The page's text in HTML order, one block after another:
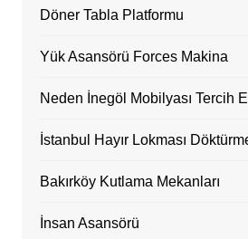
Döner Tabla Platformu
Yük Asansörü Forces Makina
Neden İnegöl Mobilyası Tercih
İstanbul Hayır Lokması
Bakırköy Kutlama Mekanları
İnsan Asansörü